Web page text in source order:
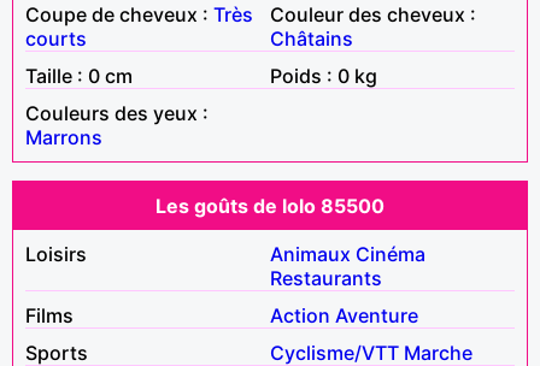
Coupe de cheveux : Très
courts
Couleur des cheveux :
Châtains
Taille : 0 cm
Poids : 0 kg
Couleurs des yeux :
Marrons
Les goûts de lolo 85500
Loisirs
Animaux Cinéma
Restaurants
Films
Action Aventure
Sports
Cyclisme/VTT Marche